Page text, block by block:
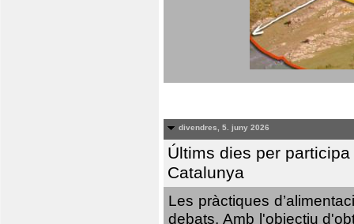
divendres, 5. juny 2026
Últims dies per
Catalunya
Les pràctiques
debats. Amb l'objectiu